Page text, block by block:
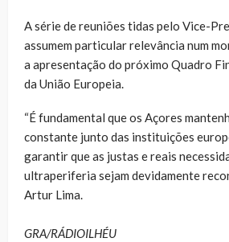
A série de reuniões tidas pelo Vice-
assumem particular relevância num
a apresentação do próximo Quadro
da União Europeia.
“É fundamental que os Açores
constante junto das instituições
garantir que as justas e reais
ultraperiferia sejam devidamente
Artur Lima.
GRA/RÁDIOILHÉU